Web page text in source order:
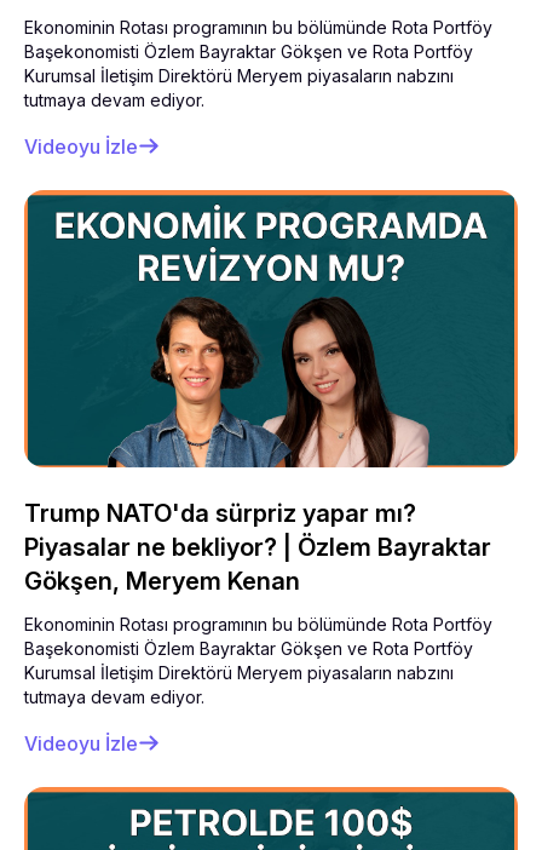
Ekonominin Rotası programının bu bölümünde Rota Portföy
Başekonomisti Özlem Bayraktar Gökşen ve Rota Portföy
Kurumsal İletişim Direktörü Meryem piyasaların nabzını
tutmaya devam ediyor.
Videoyu İzle
Trump NATO'da sürpriz yapar mı?
Piyasalar ne bekliyor? | Özlem Bayraktar
Gökşen, Meryem Kenan
Ekonominin Rotası programının bu bölümünde Rota Portföy
Başekonomisti Özlem Bayraktar Gökşen ve Rota Portföy
Kurumsal İletişim Direktörü Meryem piyasaların nabzını
tutmaya devam ediyor.
Videoyu İzle